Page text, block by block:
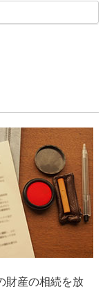
財産の相続を放